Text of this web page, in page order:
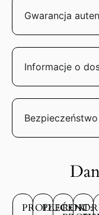
Gwarancja
Informacje o
Bezpieczeństwo
PRODUCENT:
PŁEĆ:ROK